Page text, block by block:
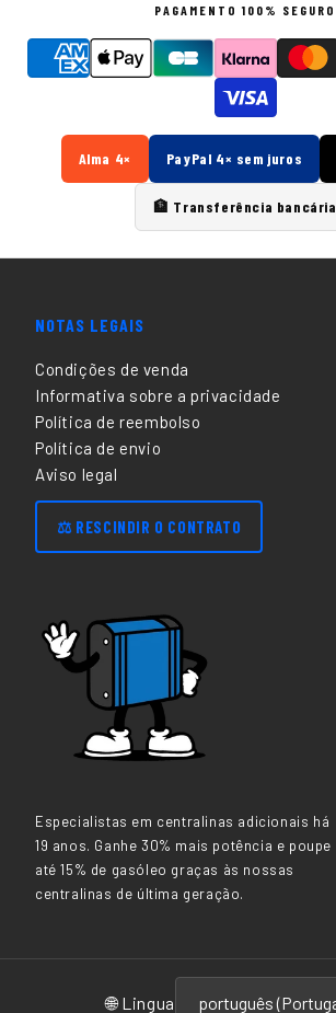
PAGAMENTO 100% SEGURO
Alma 4× PayPal 4× sem juros
🏦 Transferência bancária
NOTAS LEGAIS
Condições de venda
Informativa sobre a privacidade
Política de reembolso
Política de envio
Aviso legal
⚖️ RESCINDIR O CONTRATO
Especialistas em centralinas adicionais há
19 anos. Ganhe 30% mais potência e poupe
até 15% de gasóleo graças às nossas
centralinas de última geração.
🌐 Lingua